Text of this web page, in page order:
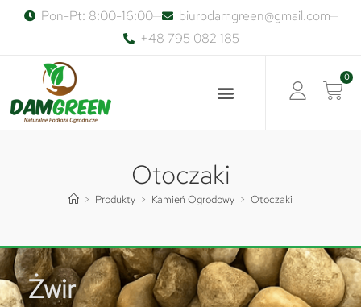
Pon-Pt: 8:00-16:00
biurodamgreen@gmail.com
+48 795 082 185
0
Otoczaki
> Produkty > Kamień Ogrodowy > Otoczaki
Żwir